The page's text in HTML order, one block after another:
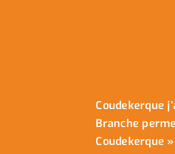
Coudekerque
Branche
Coudekerque